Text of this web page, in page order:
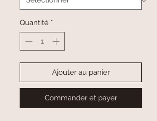
Quantité *
Ajouter au panier
Commander et payer